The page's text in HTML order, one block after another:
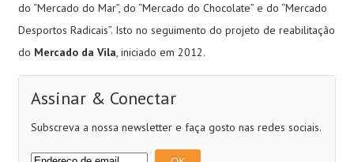
do “Mercado do Mar”, do “Mercado do Chocolate” e do “Mercado
Desportos Radicais”. Isto no seguimento do projeto de reabilitação
do Mercado da Vila, iniciado em 2012.
Assinar & Conectar
Subscreva a nossa newsletter e faça gosto nas redes sociais.